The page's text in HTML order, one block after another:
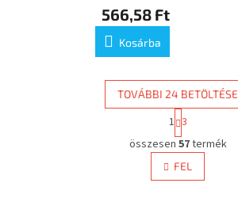
566,58 Ft
Kosárba
L
i
s
t
TOVÁBBI 24 BETÖLTÉSE
L
a
p
o
z
á
1 3
összesen 57termék
FEL